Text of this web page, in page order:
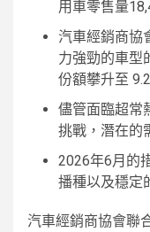
用車零售量
汽車經銷商協
力強勁的車型
份額攀升至
儘管面臨超常
挑戰，潛在的
2026年6月的
播種以及穩定
汽車經銷商協會聯